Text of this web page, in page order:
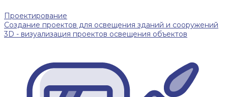
Проектирование
Создание проектов для освещения зданий и сооружений
3D - визуализация проектов освещения объектов